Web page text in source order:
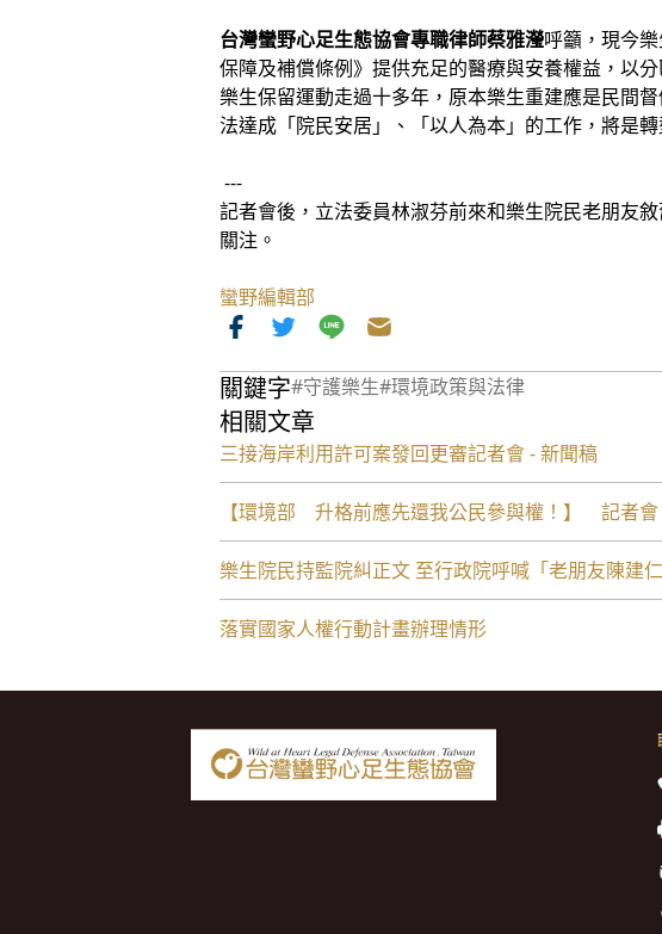
台灣蠻野心足生態協會專職律師蔡雅瀅呼籲，現今
保障及補償條例》提供充足的醫療與安養權益，以
樂生保留運動走過十多年，原本樂生重建應是民間
法達成「院民安居」、「以人為本」的工作，將是轉
---
記者會後，立法委員林淑芬前來和樂生院民老朋友
關注。
蠻野編輯部
關鍵字#守護樂生#環境政策與法律
相關文章
三接海岸利用許可案發回更審記者會 - 新聞稿
【環境部 升格前應先還我公民參與權！】 記者會
樂生院民持監院糾正文 至行政院呼喊「老朋友陳建仁
落實國家人權行動計畫辦理情形